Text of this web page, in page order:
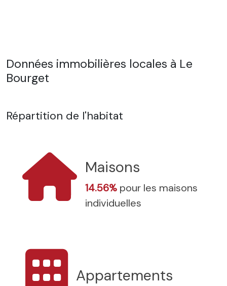
Données immobilières locales à Le
Bourget
Répartition de l'habitat
Maisons
14.56% pour les maisons
individuelles
Appartements